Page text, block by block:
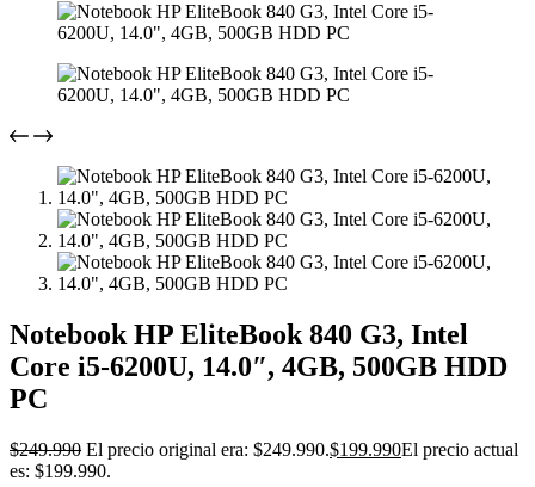
Notebook HP EliteBook 840 G3, Intel
Core i5-6200U, 14.0″, 4GB, 500GB HDD
PC
$249.990 El precio original era: $249.990.$199.990El precio actual
es: $199.990.